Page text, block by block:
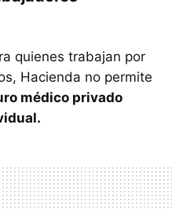
quienes trabajan por
Hacienda no permite
médico privado